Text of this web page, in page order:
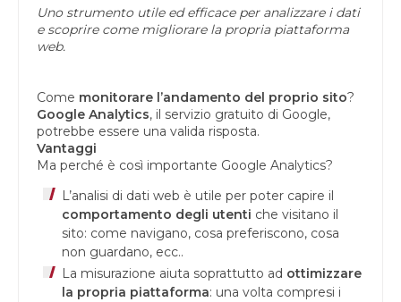
Uno strumento utile ed efficace per analizzare i dati
e scoprire come migliorare la propria piattaforma
web.
Come monitorare l’andamento del proprio sito?
Google Analytics, il servizio gratuito di Google,
potrebbe essere una valida risposta.
Vantaggi
Ma perché è così importante Google Analytics?
L’analisi di dati web è utile per poter capire il
comportamento degli utenti che visitano il
sito: come navigano, cosa preferiscono, cosa
non guardano, ecc..
La misurazione aiuta soprattutto ad ottimizzare
la propria piattaforma: una volta compresi i